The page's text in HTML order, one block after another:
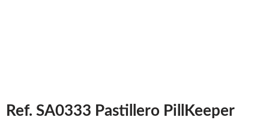
Ref. SA0333 Pastillero PillKeeper